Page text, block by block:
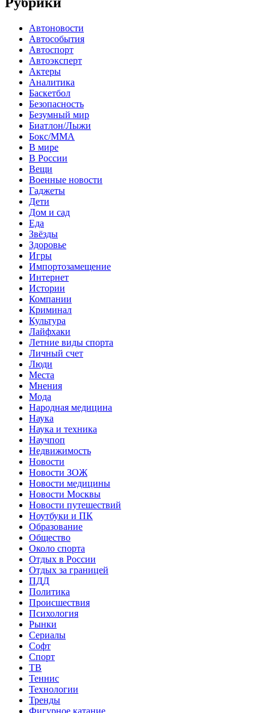
Автоновости
Автособытия
Автоспорт
Автоэксперт
Актеры
Аналитика
Баскетбол
Безопасность
Безумный мир
Биатлон/Лыжи
Бокс/MMA
В мире
В России
Вещи
Военные новости
Гаджеты
Дети
Дом и сад
Еда
Звёзды
Здоровье
Игры
Импортозамещение
Интернет
Истории
Компании
Криминал
Культура
Лайфхаки
Летние виды спорта
Личный счет
Люди
Места
Мнения
Мода
Народная медицина
Наука
Наука и техника
Научпоп
Недвижимость
Новости
Новости ЗОЖ
Новости медицины
Новости Москвы
Новости путешествий
Ноутбуки и ПК
Образование
Общество
Около спорта
Отдых в России
Отдых за границей
ПДД
Политика
Происшествия
Психология
Рынки
Сериалы
Софт
Спорт
ТВ
Теннис
Технологии
Тренды
Фигурное катание